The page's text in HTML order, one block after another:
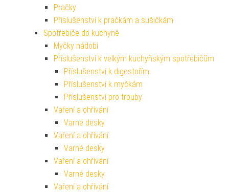
Pračky
Příslušenství k pračkám a sušičkám
Spotřebiče do kuchyně
Myčky nádobí
Příslušenství k velkým kuchyňským spotřebičům
Příslušenství k digestořím
Příslušenství k myčkám
Příslušenství pro trouby
Vaření a ohřívání
Varné desky
Vaření a ohřívání
Varné desky
Vaření a ohřívání
Varné desky
Vaření a ohřívání